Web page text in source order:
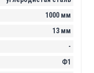
1000 мм
13 мм
-
Ф1